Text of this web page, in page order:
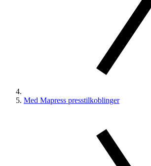
Med Mapress presstilkoblinger